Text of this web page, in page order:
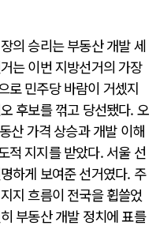
의 승리는 부동산 개발 세
는 이번 지방선거의 가장
로 민주당 바람이 거셌지
후보를 꺾고 당선됐다. 오
산 가격 상승과 개발 이해
적 지지를 받았다. 서울 선
하게 보여준 선거였다. 주
지 흐름이 전국을 휩쓸었
부동산 개발 정치에 표를